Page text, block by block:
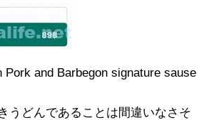
Pork and Barbegon signature sause
うどんであることは間違いなさそ